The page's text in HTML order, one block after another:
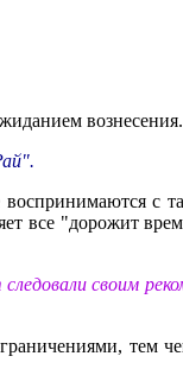
вознесения.
с
все "дорожит
своим
тем